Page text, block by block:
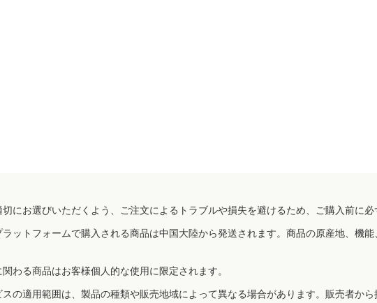
にお選びいただくよう、ご注文によるトラブルや損失を避けるため、ご購入前に
ットフォームで購入される商品は中国大陸から発送されます。商品の原産地、機
わる商品はお客様個人的な使用に限定されます。
の適用範囲は、製品の種類や販売地域によって異なる場合があります。販売者か